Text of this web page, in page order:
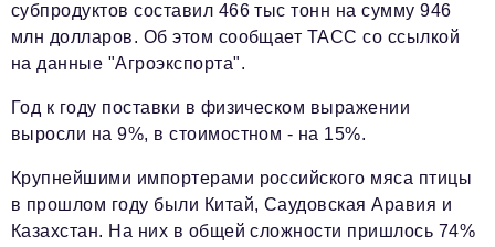
субпродуктов составил 466 тыс тонн на сумму 946
млн долларов. Об этом сообщает ТАСС со ссылкой
на данные "Агроэкспорта".
Год к году поставки в физическом выражении
выросли на 9%, в стоимостном - на 15%.
Крупнейшими импортерами российского мяса птицы
в прошлом году были Китай, Саудовская Аравия и
Казахстан. На них в общей сложности пришлось 74%